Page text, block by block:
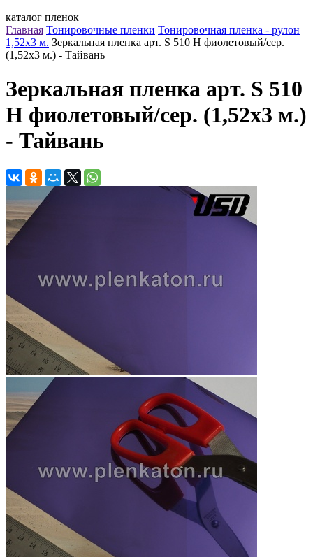
каталог пленок
Главная Тонировочные пленки Тонировочная пленка - рулон
1,52х3 м. Зеркальная пленка арт. S 510 H фиолетовый/сер.
(1,52х3 м.) - Тайвань
Зеркальная пленка арт. S 510
H фиолетовый/сер. (1,52х3 м.)
- Тайвань